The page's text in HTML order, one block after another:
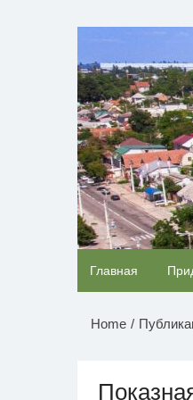
Главная
Home
Ролик
будете